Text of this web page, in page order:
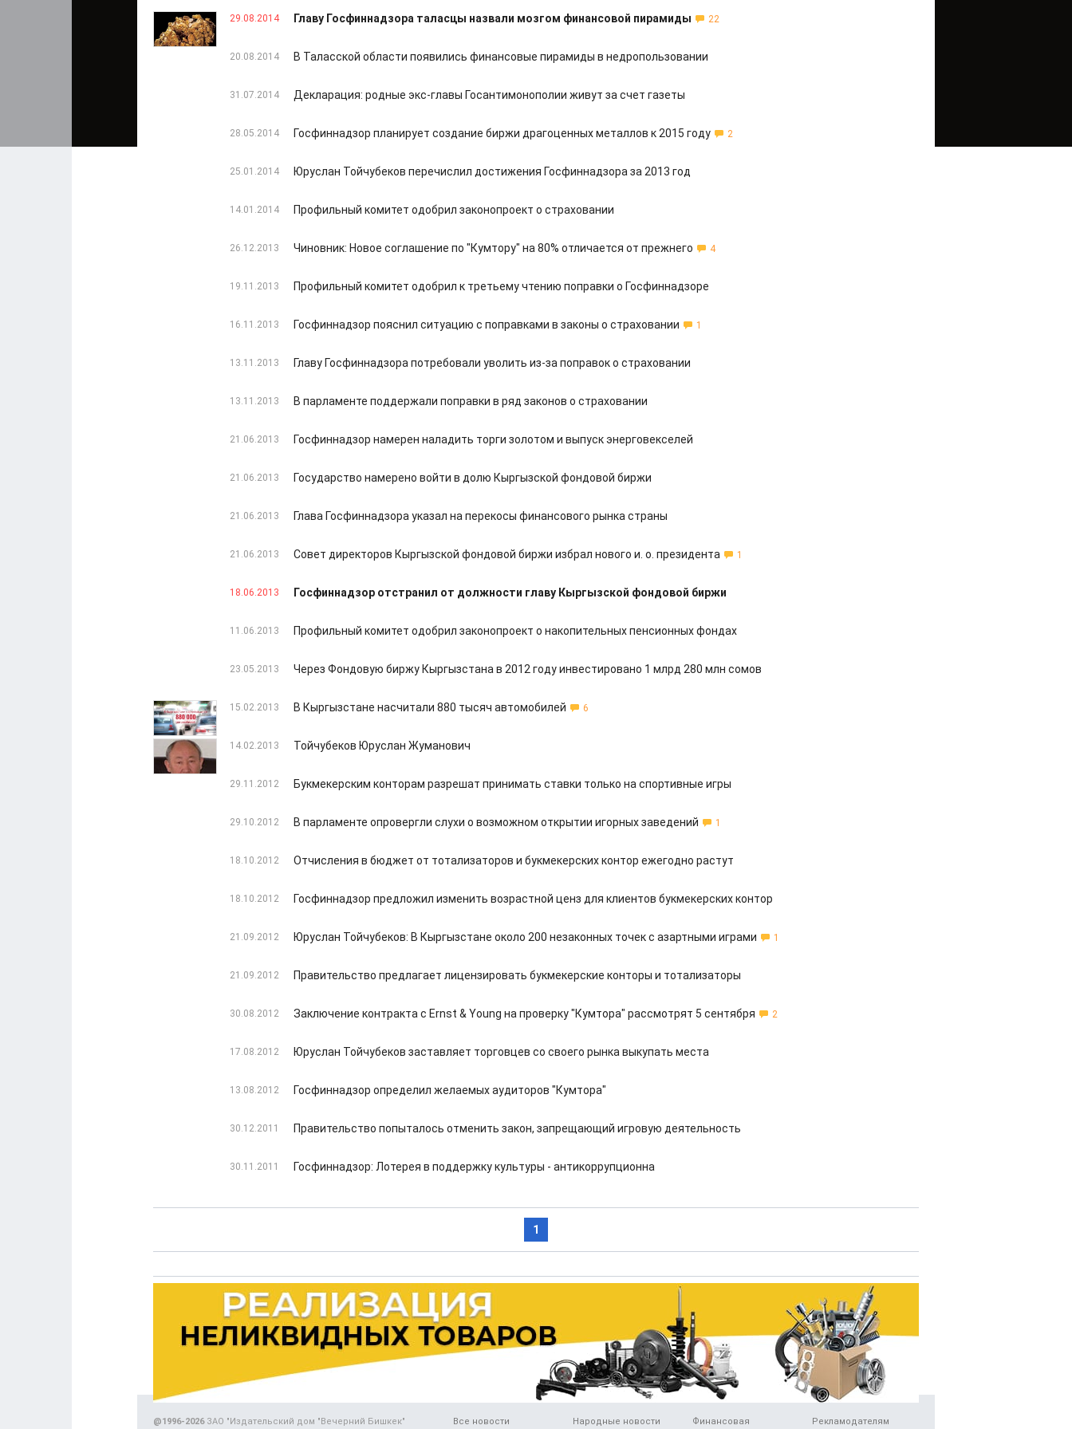
29.08.2014 Главу Госфиннадзора таласцы назвали мозгом финансовой пирамиды 22
20.08.2014 В Таласской области появились финансовые пирамиды в недропользовании
31.07.2014 Декларация: родные экс-главы Госантимонополии живут за счет газеты
28.05.2014 Госфиннадзор планирует создание биржи драгоценных металлов к 2015 году 2
25.01.2014 Юруслан Тойчубеков перечислил достижения Госфиннадзора за 2013 год
14.01.2014 Профильный комитет одобрил законопроект о страховании
26.12.2013 Чиновник: Новое соглашение по "Кумтору" на 80% отличается от прежнего 4
19.11.2013 Профильный комитет одобрил к третьему чтению поправки о Госфиннадзоре
16.11.2013 Госфиннадзор пояснил ситуацию с поправками в законы о страховании 1
13.11.2013 Главу Госфиннадзора потребовали уволить из-за поправок о страховании
13.11.2013 В парламенте поддержали поправки в ряд законов о страховании
21.06.2013 Госфиннадзор намерен наладить торги золотом и выпуск энерговекселей
21.06.2013 Государство намерено войти в долю Кыргызской фондовой биржи
21.06.2013 Глава Госфиннадзора указал на перекосы финансового рынка страны
21.06.2013 Совет директоров Кыргызской фондовой биржи избрал нового и. о. президента 1
18.06.2013 Госфиннадзор отстранил от должности главу Кыргызской фондовой биржи
11.06.2013 Профильный комитет одобрил законопроект о накопительных пенсионных фондах
23.05.2013 Через Фондовую биржу Кыргызстана в 2012 году инвестировано 1 млрд 280 млн сомов
15.02.2013 В Кыргызстане насчитали 880 тысяч автомобилей 6
14.02.2013 Тойчубеков Юруслан Жуманович
29.11.2012 Букмекерским конторам разрешат принимать ставки только на спортивные игры
29.10.2012 В парламенте опровергли слухи о возможном открытии игорных заведений 1
18.10.2012 Отчисления в бюджет от тотализаторов и букмекерских контор ежегодно растут
18.10.2012 Госфиннадзор предложил изменить возрастной ценз для клиентов букмекерских контор
21.09.2012 Юруслан Тойчубеков: В Кыргызстане около 200 незаконных точек с азартными играми 1
21.09.2012 Правительство предлагает лицензировать букмекерские конторы и тотализаторы
30.08.2012 Заключение контракта с Ernst & Young на проверку "Кумтора" рассмотрят 5 сентября 2
17.08.2012 Юруслан Тойчубеков заставляет торговцев со своего рынка выкупать места
13.08.2012 Госфиннадзор определил желаемых аудиторов "Кумтора"
30.12.2011 Правительство попыталось отменить закон, запрещающий игровую деятельность
30.11.2011 Госфиннадзор: Лотерея в поддержку культуры - антикоррупционна
1
Все новости Народные новости Финансовая Рекламодателям
@1996-2026ЗАО "Издательский дом "Вечерний Бишкек"